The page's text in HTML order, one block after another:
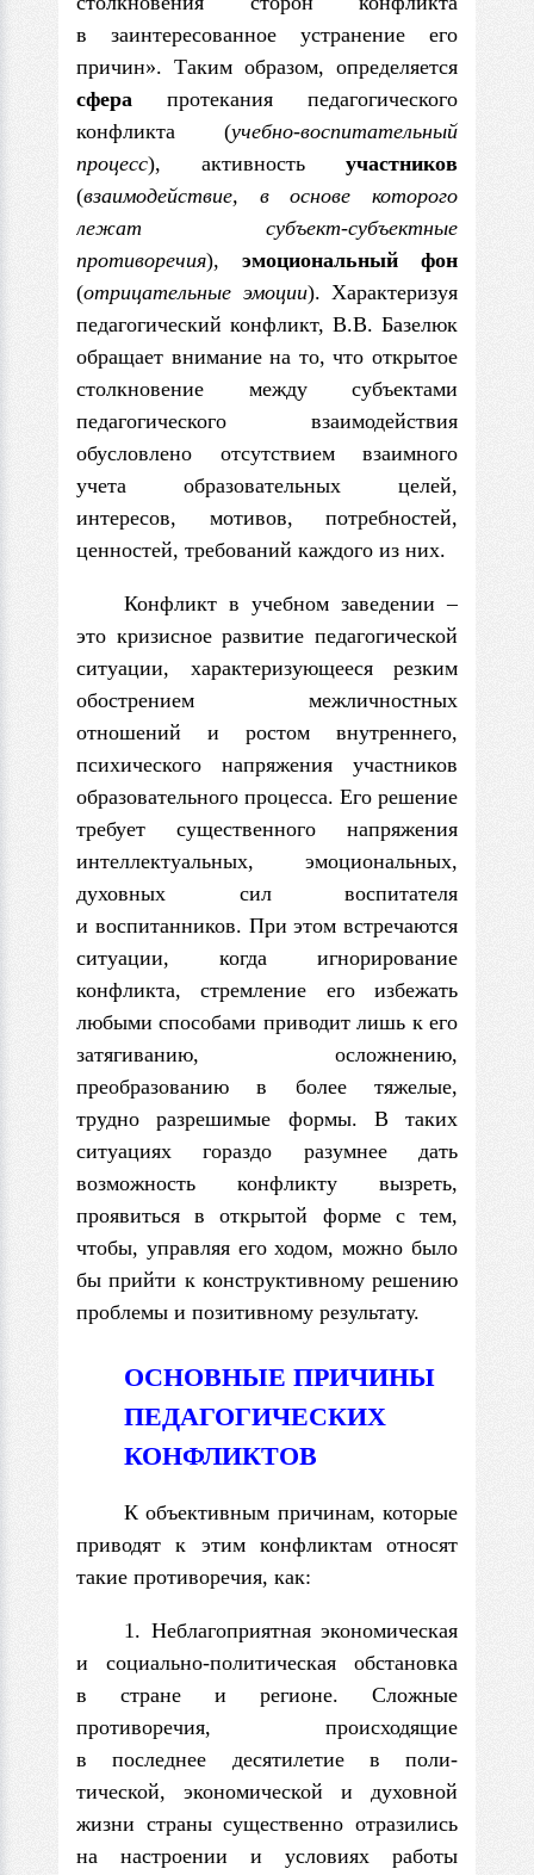
в заинтересованное устранение его
причин». Таким образом, определяется
сфера протекания педагогического
конфликта (учебно-воспитательный
процесс), активность участ­ников
(взаимодействие, в основе которого
лежат субъект-субъектные
противоречия), эмоциональный фон
(отрицательные эмо­ции). Характеризуя
педагогический конфликт, В.В. Базелюк
обра­щает внимание на то, что открытое
столкновение между субъектами
педагогического взаимодействия
обусловлено отсутствием взаимного
учета образовательных целей,
интересов, мотивов, по­требностей,
ценностей, требований каждого из них.
Конфликт в учебном заведении –
это кризисное развитие педагогической
ситуации, характеризующееся резким
обострением межличностных
отношений и ростом внутреннего,
психического напряжения участников
образовательного процесса. Его решение
требует существенного напряжения
интеллектуальных, эмоциональных,
духовных сил воспитателя
и воспитанников. При этом встречаются
ситуации, когда игнорирование
конфликта, стремление его избежать
любыми способами приводит лишь к его
затягиванию, осложнению,
преобразованию в более тяжелые,
трудно разрешимые формы. В таких
ситуациях гораздо разумнее дать
возможность конфликту вызреть,
проявиться в открытой форме с тем,
чтобы, управляя его ходом, можно было
бы прийти к конструктивному решению
проблемы и позитивному результату.
ОСНОВНЫЕ ПРИЧИНЫ
ПЕДАГОГИЧЕСКИХ
КОНФЛИКТОВ
К объективным причинам, которые
приводят к этим конфликтам относят
такие противоречия, как:
1. Неблагоприятная экономическая
и социально-политическая обстановка
в стране и регионе. Сложные
противоречия, происходящие
в последнее десятилетие в поли­
тической, экономической и духовной
жизни страны существенно отразились
на настроении и условиях работы